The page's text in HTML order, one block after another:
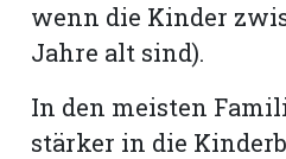
wenn die Kinder
Jahre alt sind).
In den meisten
stärker in die